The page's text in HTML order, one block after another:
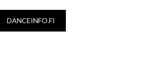
DANCEINFO.FI